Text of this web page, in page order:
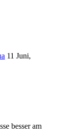
11 Juni,
besser am